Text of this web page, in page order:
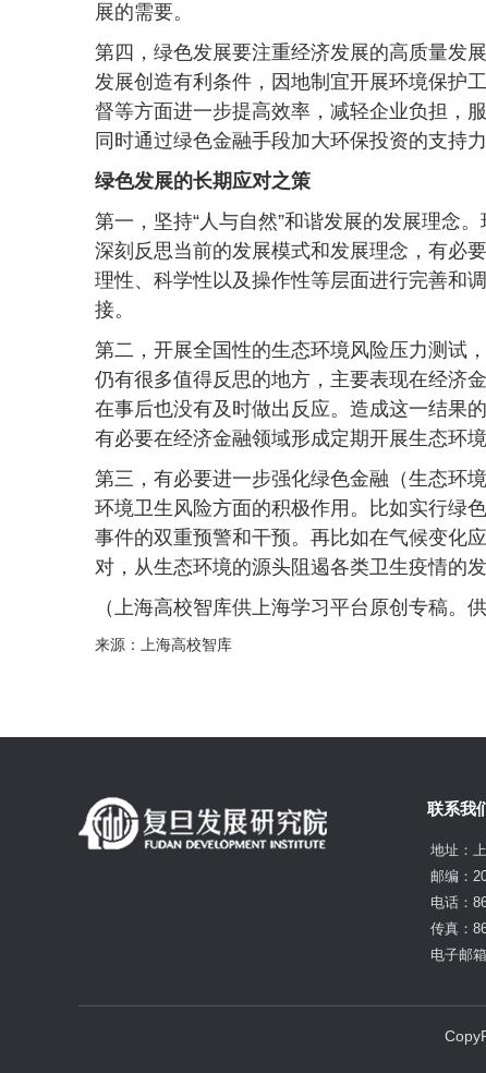
展的需要。
第四，绿色发展要注重经济发展的高质量发
发展创造有利条件，因地制宜开展环境保护
督等方面进一步提高效率，减轻企业负担，
同时通过绿色金融手段加大环保投资的支持
绿色发展的长期应对之策
第一，坚持“人与自然”和谐发展的发展理念
深刻反思当前的发展模式和发展理念，有必
理性、科学性以及操作性等层面进行完善和
接。
第二，开展全国性的生态环境风险压力测试
仍有很多值得反思的地方，主要表现在经济
在事后也没有及时做出反应。造成这一结果
有必要在经济金融领域形成定期开展生态环
第三，有必要进一步强化绿色金融（生态环
环境卫生风险方面的积极作用。比如实行绿
事件的双重预警和干预。再比如在气候变化
对，从生态环境的源头阻遏各类卫生疫情的发
（上海高校智库供上海学习平台原创专稿。
来源：上海高校智库
联系我
地址：
邮编：
电话：
传真：
电子邮